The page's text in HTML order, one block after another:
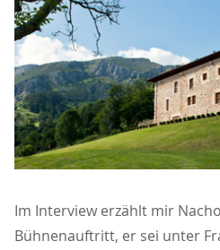
Im Interview erzählt mir
Bühnenauftritt, er sei unter